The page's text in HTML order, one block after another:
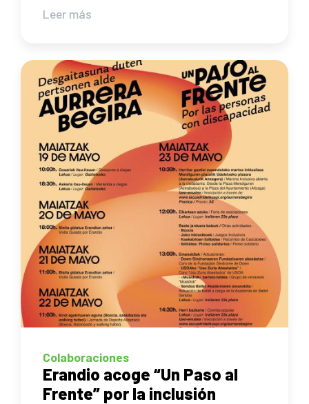
Leer más
Colaboraciones
Erandio acoge “Un Paso al
Frente” por la inclusión